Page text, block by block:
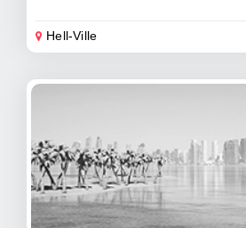
Hell-Ville